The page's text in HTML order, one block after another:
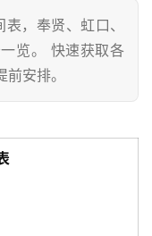
，奉贤、虹口、
览。 快速获取各
安排。